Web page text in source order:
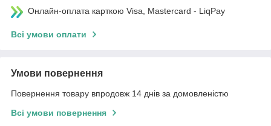
Онлайн-оплата карткою Visa, Mastercard - LiqPay
Всі умови оплати
Умови повернення
Повернення товару впродовж 14 днів за домовленістю
Всі умови повернення